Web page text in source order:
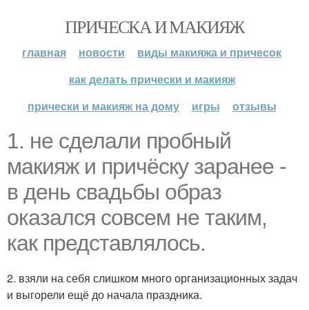
ПРИЧЕСКА И МАКИЯЖ
главная новости
виды макияжа и причесок
как делать прически и макияж
прически и макияж на дому
игры отзывы
1. не сделали пробный
макияж и причёску заранее -
в день свадьбы образ
оказался совсем не таким,
как представлялось.
2. взяли на себя слишком много организационных задач
и выгорели ещё до начала праздника.